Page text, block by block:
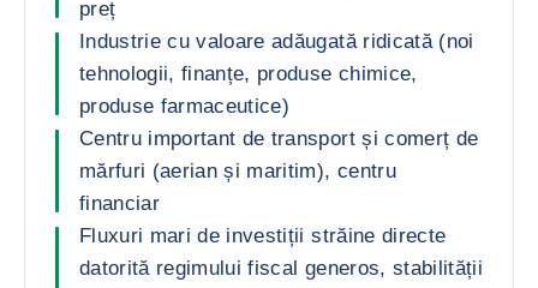
preț
Industrie cu valoare adăugată ridicată (noi
tehnologii, finanțe, produse chimice,
produse farmaceutice)
Centru important de transport și comerț de
mărfuri (aerian și maritim), centru
financiar
Fluxuri mari de investiții străine directe
datorită regimului fiscal generos, stabilității